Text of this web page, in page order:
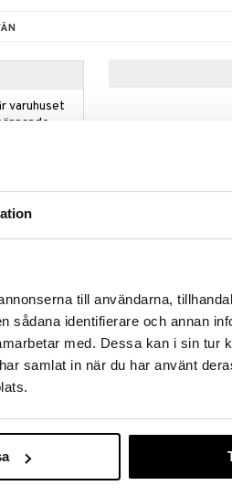
till användarna,
identifierare och annan
med. Dessa kan i sin tur
samlat in när du har använt
varuhuset
fyll
Eller
själv
3in1 LED Case
STYLE 4 EVER
349